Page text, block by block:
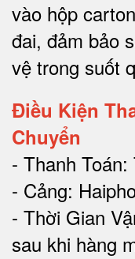
vào hộp
đai, đảm bảo
vệ trong suốt
Điều Kiện
Chuyển
- Thanh
- Cảng:
- Thời Gian
sau khi hàng